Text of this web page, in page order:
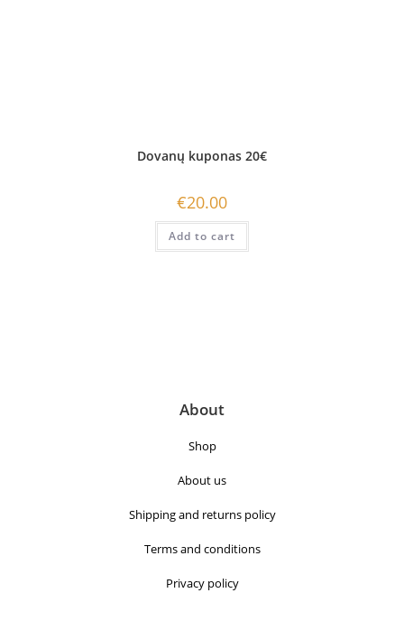
Dovanų kuponas 20€
€20.00
Add to cart
About
Shop
About us
Shipping and returns policy
Terms and conditions
Privacy policy